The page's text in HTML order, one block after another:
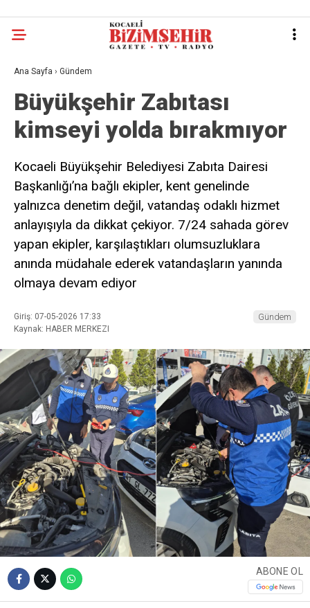
Ana Sayfa › Gündem
Büyükşehir Zabıtası
kimseyi yolda bırakmıyor
Kocaeli Büyükşehir Belediyesi Zabıta Dairesi
Başkanlığı’na bağlı ekipler, kent genelinde
yalnızca denetim değil, vatandaş odaklı hizmet
anlayışıyla da dikkat çekiyor. 7/24 sahada görev
yapan ekipler, karşılaştıkları olumsuzluklara
anında müdahale ederek vatandaşların yanında
olmaya devam ediyor
Giriş: 07-05-2026 17:33
Kaynak: HABER MERKEZI
Gündem
ABONE OL